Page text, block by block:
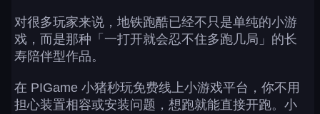
对很多玩家来说，地铁跑酷已经不只是单纯的小游
戏，而是那种「一打开就会忍不住多跑几局」的长
寿陪伴型作品。
在 PIGame 小猪秒玩免费线上小游戏平台，你不用
担心装置相容或安装问题，想跑就能直接开跑。小